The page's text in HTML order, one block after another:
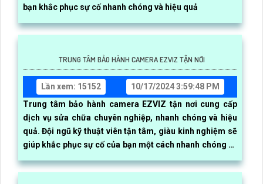
bạn khắc phục sự cố nhanh chóng và hiệu quả
TRUNG TÂM BẢO HÀNH CAMERA EZVIZ TẬN NƠI
Lần xem: 15152
10/17/2024 3:59:48 PM
Trung tâm bảo hành camera EZVIZ tận nơi cung cấp
dịch vụ sửa chữa chuyên nghiệp, nhanh chóng và hiệu
quả. Đội ngũ kỹ thuật viên tận tâm, giàu kinh nghiệm sẽ
giúp khắc phục sự cố của bạn một cách nhanh chóng và
chính xác